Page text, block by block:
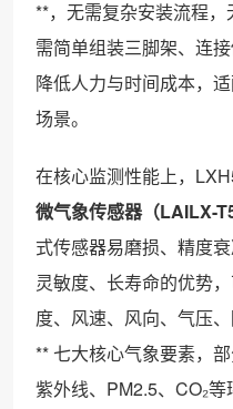
**，无需复杂安装流程
需简单组装三脚架、连
降低人力与时间成本，
场景。
在核心监测性能上，
微气象传感器（LAILX-
式传感器易磨损、精度
灵敏度、长寿命的优势
度、风速、风向、气压
** 七大核心气象要素，
紫外线、PM2.5、CO₂